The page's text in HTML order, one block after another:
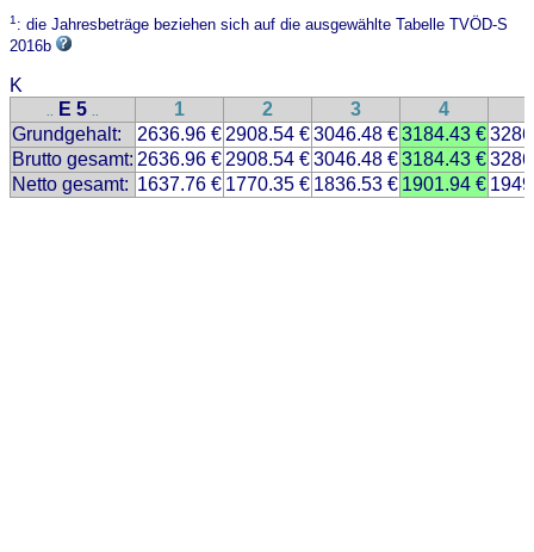
1: die Jahresbeträge beziehen sich auf die ausgewählte Tabelle TVÖD-S
2016b
K
.. E 5 .. 1 2 3 4
Grundgehalt:
2636.96 € 2908.54 €3046.48 €3184.43 €
Brutto gesamt: 2636.96 € 2908.54 €3046.48 €3184.43 €
Netto gesamt: 1637.76 € 1770.35 € 1836.53 € 1901.94 €